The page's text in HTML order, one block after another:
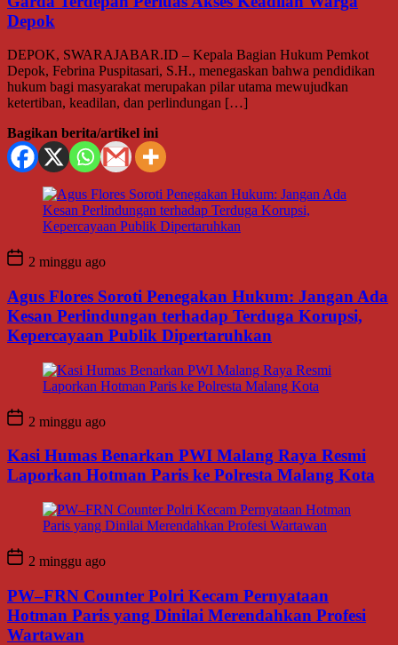
Depok
DEPOK, SWARAJABAR.ID – Kepala Bagian Hukum Pemkot
Depok, Febrina Puspitasari, S.H., menegaskan bahwa pendidikan
hukum bagi masyarakat merupakan pilar utama mewujudkan
ketertiban, keadilan, dan perlindungan […]
Bagikan berita/artikel ini
2 minggu ago
Agus Flores Soroti Penegakan Hukum: Jangan Ada
Kesan Perlindungan terhadap Terduga Korupsi,
Kepercayaan Publik Dipertaruhkan
2 minggu ago
Kasi Humas Benarkan PWI Malang Raya Resmi
Laporkan Hotman Paris ke Polresta Malang Kota
2 minggu ago
PW–FRN Counter Polri Kecam Pernyataan
Hotman Paris yang Dinilai Merendahkan Profesi
Wartawan